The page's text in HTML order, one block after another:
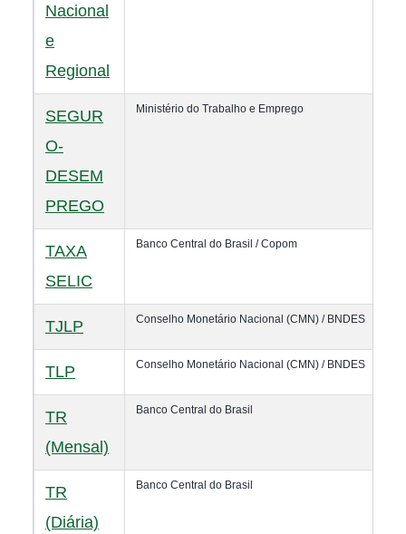
Nacional
e
Regional
SEGUR
O-
DESEM
PREGO
Ministério do Trabalho e Emprego
TAXA
SELIC
Banco Central do Brasil / Copom
TJLP Conselho Monetário Nacional (CMN) / BNDES
TLP Conselho Monetário Nacional (CMN) / BNDES
TR
(Mensal)
Banco Central do Brasil
TR
(Diária)
Banco Central do Brasil